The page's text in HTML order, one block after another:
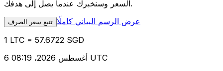
السعر وسنخبرك عندما يصل إلى هدفك.
تتبع سعر الصرف عرض الرسم البياني كاملًا
1 LTC = 57.6722 SGD
6 أغسطس 2026، 08:19 UTC